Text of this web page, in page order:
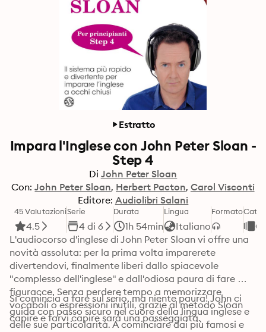
Estratto
Impara l'Inglese con John Peter Sloan -
Step 4
Di John Peter Sloan
Con: John Peter Sloan Herbert Pacton Carol Visconti
Editore: Audiolibri Salani
45 Valutazioni
4.5
Serie
4 di 6
Durata
1h 54min
Lingua
Italiano
Formato
L'audiocorso d'inglese di John Peter Sloan vi offre una
novità assoluta: per la prima volta imparerete
divertendovi, finalmente liberi dallo spiacevole
"complesso dell'inglese" e dall'odiosa paura di fare
figuracce. Senza perdere tempo a memorizzare
vocaboli o espressioni inutili, grazie al metodo Sloan
capire e farvi capire sarà una passeggiata.
Si comincia a fare sul serio, ma niente paura! John ci
guida con passo sicuro nel cuore della lingua inglese e
delle sue particolarità. A cominciare dai più famosi e